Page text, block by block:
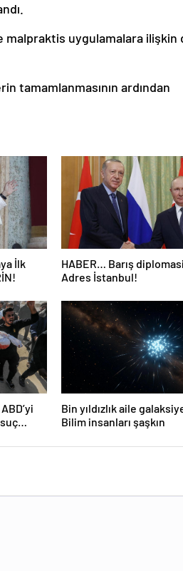
malpraktis uygulamalara ilişkin
tamamlanmasının ardından
İlk
HABER… Barış
Adres İstanbul!
Bin yıldızlık aile
Bilim insanları şaşkın